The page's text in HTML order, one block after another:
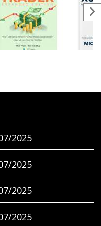
2025
2025
2025
2025